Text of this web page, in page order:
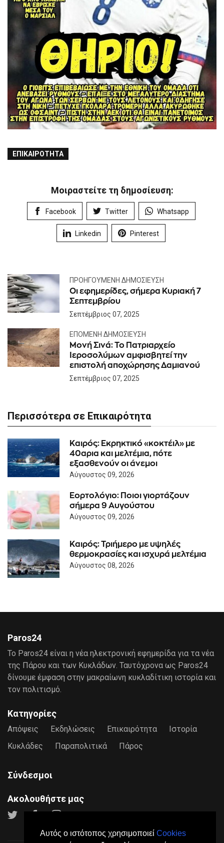
Αυτός ο ιστότοπος χρησιμοποιεί Cookies
ΕΠΙΚΑΙΡΌΤΗΤΑ
Μοιραστείτε τη δημοσίευση:
Facebook Twitter Whatsapp
Linkedin Pinterest
ΠΡΟΗΓΟΎΜΕΝΗ ΔΗΜΟΣΊΕΥΣΗ
Οι εφημερίδες, σήμερα Κυριακή 7
Σεπτεμβρίου
Σεπτέμβριος 07, 2025
ΕΠΌΜΕΝΗ ΔΗΜΟΣΊΕΥΣΗ
Μονή Σινά: Το Πατριαρχείο
Ιεροσολύμων αμφισβητεί την
επιστολή αποχώρησης Δαμιανού
Σεπτέμβριος 07, 2025
Περισσότερα σε Επικαιρότητα
Καιρός: Eκρηκτικό «κοκτέιλ» με
40αρια και μελτέμια, πότε
εξασθενούν οι άνεμοι
Αύγουστος 09, 2026
Εορτολόγιο: Ποιοι γιορτάζουν
σήμερα 9 Αυγούστου
Αύγουστος 09, 2026
Καιρός: Τριήμερο με υψηλές
θερμοκρασίες και ισχυρά μελτέμια
Αύγουστος 08, 2026
Paros24
Το Paros24 είναι η νέα ηλεκτρονική εφημερίδα για τα νέα
της Πάρου και των Κυκλάδων. Ταυτόχρονα ως Paros24
δίνουμε έμφαση στην μακραίωνη κυκλαδίτικη ιστορία και
τον πολιτισμό.
Κατηγορίες
Απόψεις Εκδηλώσεις Επικαιρότητα
Ιστορία
Κυκλάδες
Παραπολιτικά Πάρος
Σύνδεσμοι
Ακολουθήστε μας